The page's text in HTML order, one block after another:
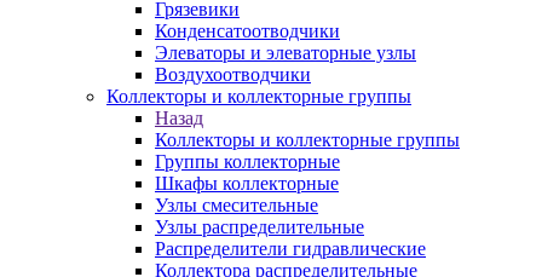
Грязевики
Конденсатоотводчики
Элеваторы и элеваторные узлы
Воздухоотводчики
Коллекторы и коллекторные группы
Назад
Коллекторы и коллекторные группы
Группы коллекторные
Шкафы коллекторные
Узлы смесительные
Узлы распределительные
Распределители гидравлические
Коллектора распределительные